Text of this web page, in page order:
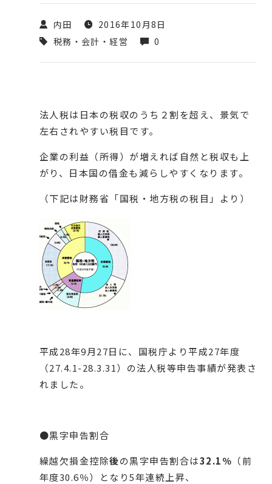
内田
2016年10月8日
税務・会計・経営
0
法人税は日本の税収のうち２割を超え、景気で
左右されやすい税目です。
企業の利益（所得）が増えれば自然と税収も上
がり、日本国の借金も減らしやすくなります。
（下記は財務省「国税・地方税の税目」より）
平成28年9月27日に、国税庁より平成27年度
（27.4.1-28.3.31）の法人税等申告事績が発表さ
れました。
●黒字申告割合
繰越欠損金控除後の黒字申告割合は32.1％ （前
年度30.6％）となり5年連続上昇、